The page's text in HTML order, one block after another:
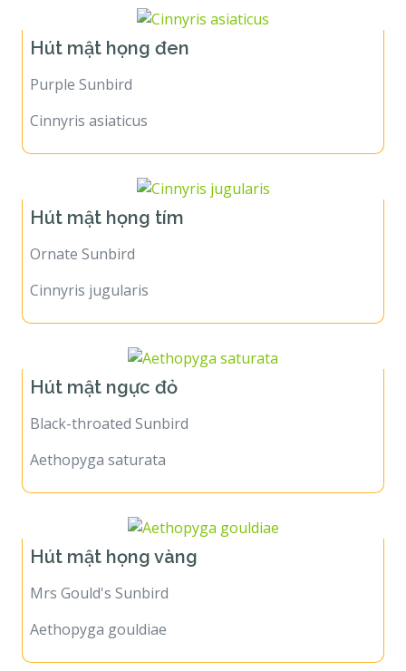
Hút mật họng đen
Purple Sunbird
Cinnyris asiaticus
Hút mật họng tím
Cinnyris jugularis
Hút mật ngực đỏ
Aethopyga saturata
Hút mật họng vàng
Aethopyga gouldiae